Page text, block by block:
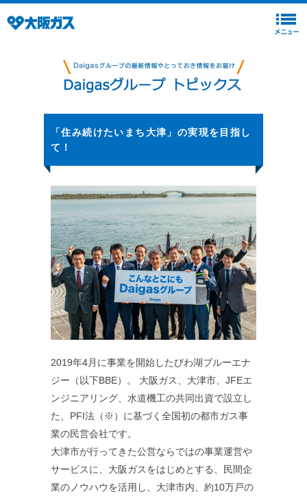
「住み続けたいまち大津」の実現を目指し
て！
2019年4月に事業を開始したびわ湖ブルーエナ
ジー（以下BBE）。 大阪ガス、大津市、JFEエ
ンジニアリング、水道機工の共同出資で設立し
た、PFI法（※）に基づく全国初の都市ガス事
業の民営会社です。
大津市が行ってきた公営ならではの事業運営や
サービスに、大阪ガスをはじめとする、民間企
業のノウハウを活用し、大津市内、約10万戸の